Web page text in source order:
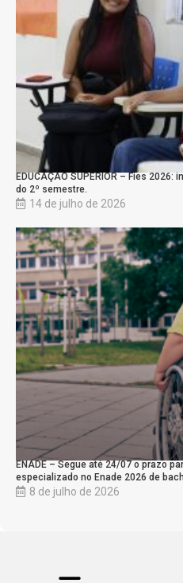
EDUCAÇÃO SUPERIOR – Fies
do 2º semestre.
14 de julho de 2026
ENADE – Segue até 24/07 o prazo
especializado no Enade 2026 de
8 de julho de 2026